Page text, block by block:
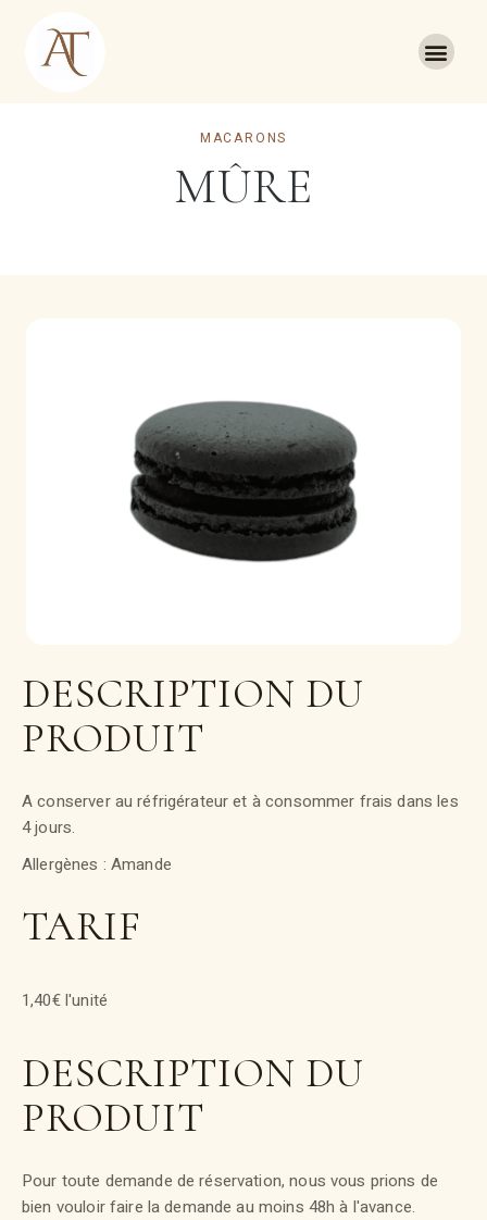
MACARONS
MÛRE
DESCRIPTION DU
PRODUIT
A conserver au réfrigérateur et à consommer frais dans les
4 jours.
Allergènes : Amande
TARIF
1,40€ l'unité
DESCRIPTION DU
PRODUIT
Pour toute demande de réservation, nous vous prions de
bien vouloir faire la demande au moins 48h à l'avance.